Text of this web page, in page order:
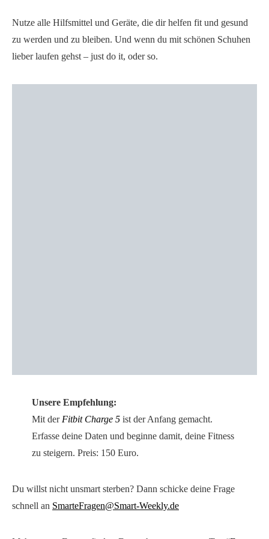
Nutze alle Hilfsmittel und Geräte, die dir helfen fit und gesund
zu werden und zu bleiben. Und wenn du mit schönen Schuhen
lieber laufen gehst – just do it, oder so.
Unsere Empfehlung:
Mit der Fitbit Charge 5ist der Anfang gemacht.
Erfasse deine Daten und beginne damit, deine Fitness
zu steigern. Preis: 150 Euro.
Du willst nicht unsmart sterben? Dann schicke deine Frage
schnell an SmarteFragen@Smart-Weekly.de